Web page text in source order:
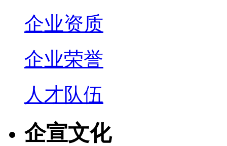
企业资质
企业荣誉
人才队伍
企宣文化